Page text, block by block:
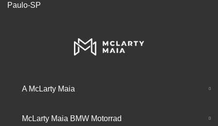
Paulo-SP
A McLarty Maia
McLarty Maia BMW Motorrad